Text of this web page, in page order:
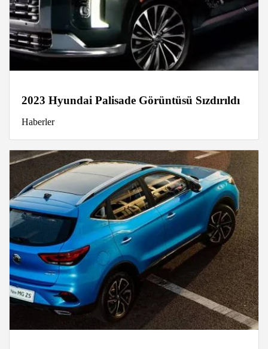
2023 Hyundai Palisade Görüntüsü Sızdırıldı
Haberler